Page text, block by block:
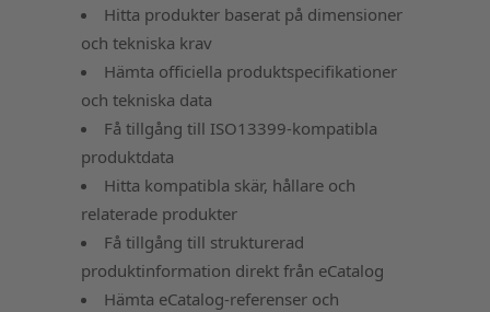
Hitta produkter baserat på dimensioner
och tekniska krav
Hämta officiella produktspecifikationer
och tekniska data
Få tillgång till ISO13399-kompatibla
produktdata
Hitta kompatibla skär, hållare och
relaterade produkter
Få tillgång till strukturerad
produktinformation direkt från eCatalog
Hämta eCatalog-referenser och